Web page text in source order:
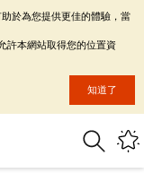
於為您提供更佳的體驗，當
許本網站取得您的位置資
知道了